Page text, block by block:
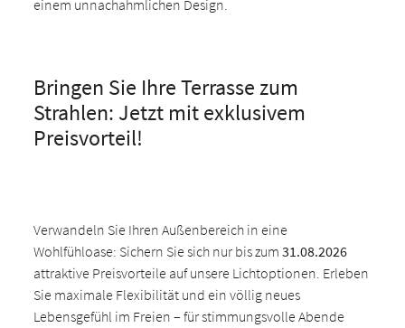
einem unnachahmlichen Design.
Bringen Sie Ihre Terrasse zum
Strahlen: Jetzt mit exklusivem
Preisvorteil!
Verwandeln Sie Ihren Außenbereich in eine
Wohlfühloase: Sichern Sie sich nur bis zum31.08.2026
attraktive Preisvorteile auf unsere Lichtoptionen. Erleben
Sie maximale Flexibilität und ein völlig neues
Lebensgefühl im Freien – für stimmungsvolle Abende